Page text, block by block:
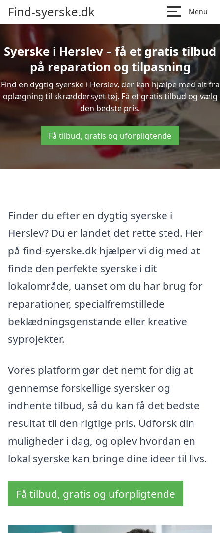
Find-syerske.dk Menu
Syerske i Herslev – få et gratis tilbud
på reparation og tilpasning
Find en dygtig syerske i Herslev, der kan hjælpe med alt fra
oplægning til skræddersyet tøj. Få et gratis tilbud og vælg
den bedste pris.
Få tilbud, gratis og uforpligtende
Finder du efter en dygtig syerske i
Herslev? Du er landet det rette sted. Her
på find-syerske.dk hjælper vi dig med at
finde den perfekte syerske i dit
lokalområde, uanset om du har brug for
reparationer, specialfremstillede
beklædningsgenstande eller kreative
syprojekter.
Vores platform gør det nemt for dig at
gennemse forskellige syersker og
indhente tilbud, så du kan få det bedste
resultat til den rigtige pris. Udforsk din
muligheder i dag, og oplev hvordan en
lokal syerske kan bringe dine ideer til livs.
Få tilbud, gratis og uforpligtende